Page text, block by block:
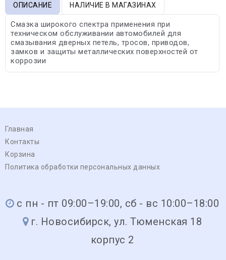
ОПИСАНИЕ НАЛИЧИЕ В МАГАЗИНАХ
Смазка широкого спектра применения при
техническом обслуживании автомобилей для
смазывания дверных петель, тросов, приводов,
замков и защиты металлических поверхностей от
коррозии
Главная
Контакты
Корзина
Политика обработки персональных данных
с пн - пт 09:00–19:00, сб - вс 10:00–18:00
г. Новосибирск, ул. Тюменская 18
корпус 2